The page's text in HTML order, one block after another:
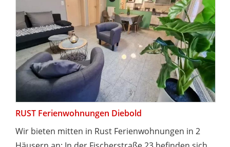
RUST Ferienwohnungen Diebold
Wir bieten mitten in Rust Ferienwohnungen in 2